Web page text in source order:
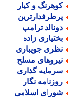
و کیار
ترامپ
زاده
جویباری
مسلح
گذاری
نگار
اسلامی